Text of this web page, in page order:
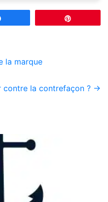
la marque
contre la contrefaçon ? →